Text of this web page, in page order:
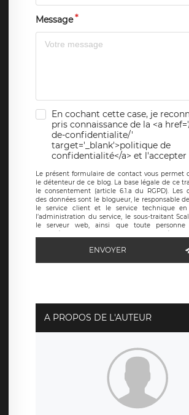
Message
En cochant cette case, je
pris connaissance de la <a
de-confidentialite/'
target='_blank'>politique de
confidentialité</a> et l'accepter
Le présent formulaire de contact vous permet
le détenteur de ce blog. La base légale de ce
le consentement (article 6.1.a du RGPD). Les
des données sont le blogueur, le responsable
le service client et le service technique
l’administration du service, le sous-traitant
le serveur web, ainsi que toute personne
autorisée. Le formulaire de contact à
basé en France et offrant des
clauses
limitation du traitement relatif à vos données
données. Vous pouvez exercer ces droits
de traitement est la société LÉGAVOX, sis 9
Sédar Senghor, joignable à
responsabledetraitement@legavox.fr. Vous
le droit d’introduire une réclamation auprès
ENVOYER
A PROPOS DE L'AUTEUR